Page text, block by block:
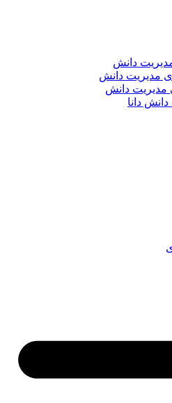
دانش
مدیریت دانش
مدیریت دانش
دانا